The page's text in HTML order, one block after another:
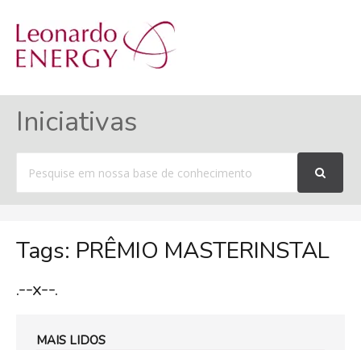
Iniciativas
por
Tags: PRÊMIO MASTERINSTAL
.--x--.
MAIS LIDOS